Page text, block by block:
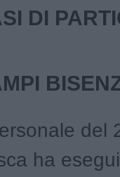
DI
del
ha